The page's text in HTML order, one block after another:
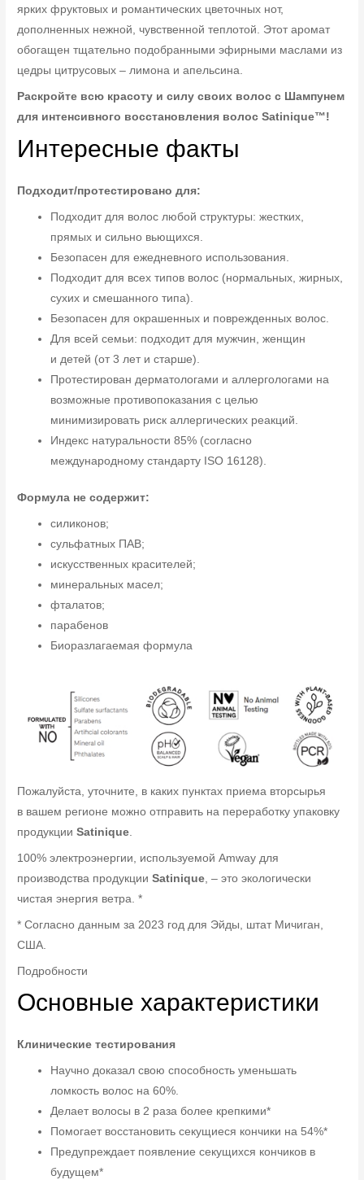
ярких фруктовых и романтических цветочных нот,
дополненных нежной, чувственной теплотой. Этот аромат
обогащен тщательно подобранными эфирными маслами из
цедры цитрусовых – лимона и апельсина.
Раскройте всю красоту и силу своих волос с Шампунем
для интенсивного восстановления волос Satinique™!
Интересные факты
Подходит/протестировано для:
Подходит для волос любой структуры: жестких,
прямых и сильно вьющихся.
Безопасен для ежедневного использования.
Подходит для всех типов волос (нормальных, жирных,
сухих и смешанного типа).
Безопасен для окрашенных и поврежденных волос.
Для всей семьи: подходит для мужчин, женщин
и детей (от 3 лет и старше).
Протестирован дерматологами и аллергологами на
возможные противопоказания с целью
минимизировать риск аллергических реакций.
Индекс натуральности 85% (согласно
международному стандарту ISO 16128).
Формула не содержит:
силиконов;
сульфатных ПАВ;
искусственных красителей;
минеральных масел;
фталатов;
парабенов
Биоразлагаемая формула
Пожалуйста, уточните, в каких пунктах приема вторсырья
в вашем регионе можно отправить на переработку упаковку
продукцииSatinique.
100% электроэнергии, используемой Amway для
производства продукцииSatinique , – это экологически
чистая энергия ветра. *
* Согласно данным за 2023 год для Эйды, штат Мичиган,
США.
Подробности
Основные характеристики
Клинические тестирования
Научно доказал свою способность уменьшать
ломкость волос на 60%.
Делает волосы в 2 раза более крепкими*
Помогает восстановить секущиеся кончики на 54%*
Предупреждает появление секущихся кончиков в
будущем*